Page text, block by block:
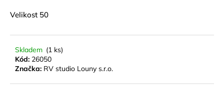
Velikost 50
Skladem (1 ks)
Kód: 26050
Značka: RV studio Louny s.r.o.